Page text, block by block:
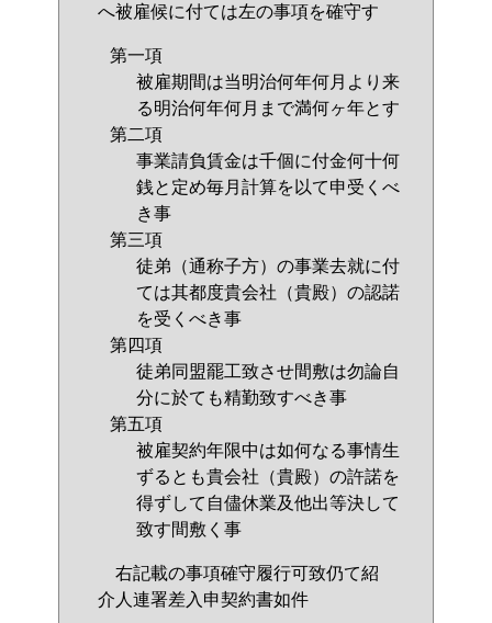
へ被雇候に付ては左の事項を確守す
第一項
被雇期間は当明治何年何月より来
る明治何年何月まで満何ヶ年とす
第二項
事業請負賃金は千個に付金何十何
銭と定め毎月計算を以て申受くべ
き事
第三項
徒弟（通称子方）の事業去就に付
ては其都度貴会社（貴殿）の認諾
を受くべき事
第四項
徒弟同盟罷工致させ間敷は勿論自
分に於ても精勤致すべき事
第五項
被雇契約年限中は如何なる事情生
ずるとも貴会社（貴殿）の許諾を
得ずして自儘休業及他出等決して
致す間敷く事
右記載の事項確守履行可致仍て紹
介人連署差入申契約書如件